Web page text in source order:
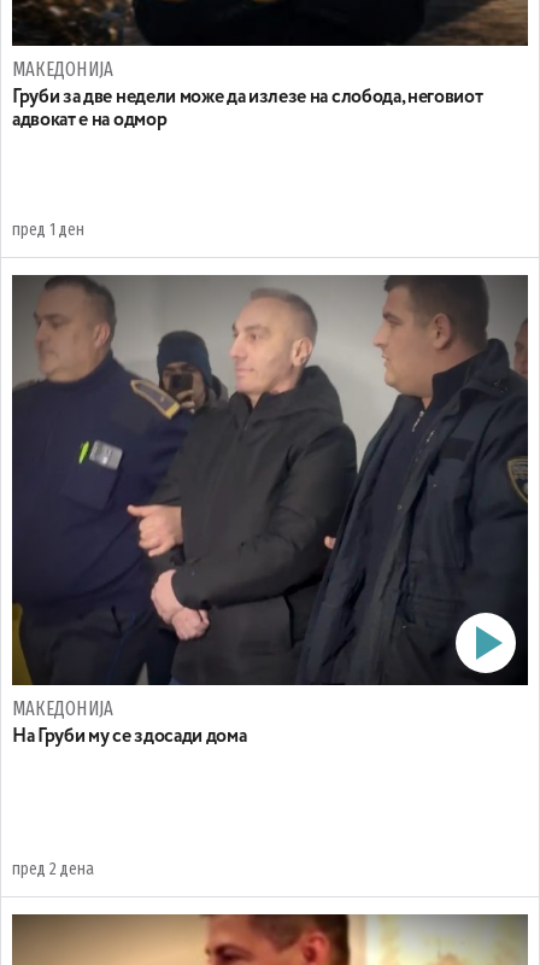
МАКЕДОНИЈА
Груби за две недели може да излезе на слобода, неговиот
адвокат е на одмор
пред 1 ден
МАКЕДОНИЈА
На Груби му се здосади дома
пред 2 дена